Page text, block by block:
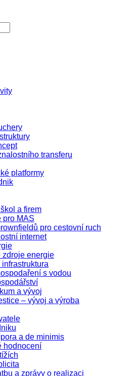
transferu
platformy
a firem
pro MAS
pro cestovní ruch
internet
zdroje energie
s vodou
a vývoj
– vývoj a výroba
a de minimis
hodnocení
a zprávy o realizaci